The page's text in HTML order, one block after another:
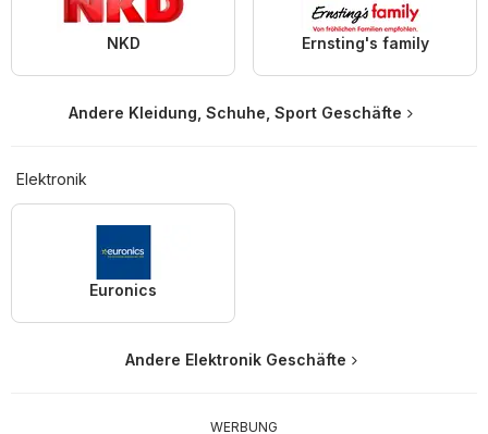
NKD Ernsting's family
Andere Kleidung, Schuhe, Sport Geschäfte
Elektronik
Euronics
Andere Elektronik Geschäfte
WERBUNG